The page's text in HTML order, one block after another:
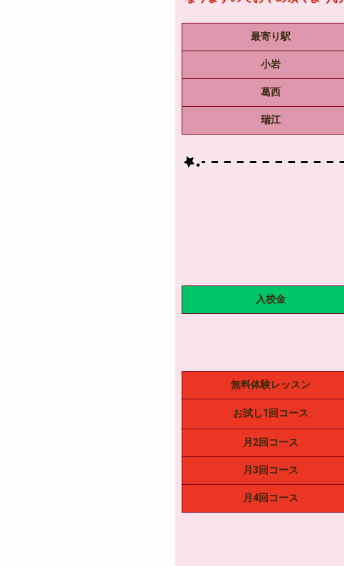
最寄り駅
小岩
葛西
瑞江
入校金
無料体験レッスン
お試し1回コース
月2回コース
月3回コース
月4回コース